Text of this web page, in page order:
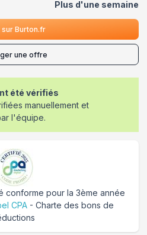
Plus d'une semaine
sur Burton.fr
une offre
été vérifiés
manuellement et
l'équipe.
conforme pour la 3ème année
CPA - Charte des bons de